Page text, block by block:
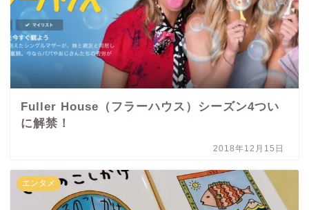
Fuller House（フラーハウス）シーズン4つい
に解禁！
2018年12月15日
エンタメ